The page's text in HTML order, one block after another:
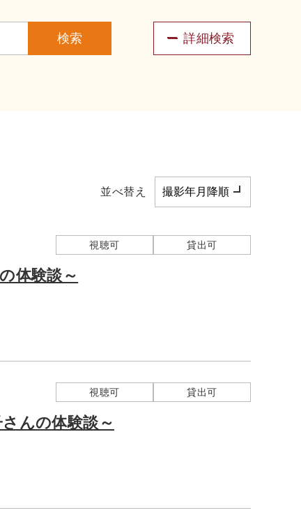
検索 詳細検索
並べ替え
視聴可 貸出可
体験談～
視聴可 貸出可
んの体験談～